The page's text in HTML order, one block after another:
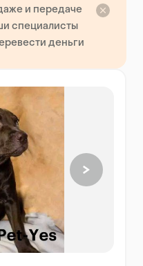
и передаче
специалисты
деньги